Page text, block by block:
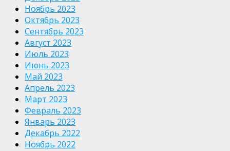
Ноябрь 2023
Октябрь 2023
Сентябрь 2023
Август 2023
Июль 2023
Июнь 2023
Май 2023
Апрель 2023
Март 2023
Февраль 2023
Январь 2023
Декабрь 2022
Ноябрь 2022